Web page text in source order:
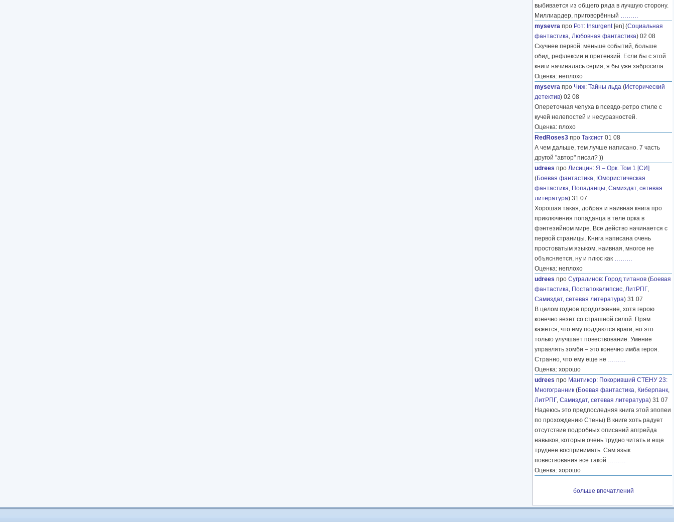
выбивается из общего ряда в лучшую сторону.
Миллиардер, приговорённый ………
mysevra про Рот: Insurgent[en] (Социальная
фантастика, Любовная фантастика) 02 08
Скучнее первой: меньше событий, больше
обид, рефлексии и претензий. Если бы с этой
книги начиналась серия, я бы уже забросила.
Оценка: неплохо
mysevra про Чиж: Тайны льда (Исторический
детектив) 02 08
Опереточная чепуха в псевдо-ретро стиле с
кучей нелепостей и несуразностей.
Оценка: плохо
RedRoses3 про Таксист 01 08
А чем дальше, тем лучше написано. 7 часть
другой "автор" писал? ))
udrees про Лисицин: Я – Орк. Том 1 [СИ]
(Боевая фантастика, Юмористическая
фантастика, Попаданцы, Самиздат, сетевая
литература) 31 07
Хорошая такая, добрая и наивная книга про
приключения попаданца в теле орка в
фэнтезийном мире. Все действо начинается с
первой страницы. Книга написана очень
простоватым языком, наивная, многое не
объясняется, ну и плюс как ………
Оценка: неплохо
udrees про Сугралинов: Город титанов (Боевая
фантастика, Постапокалипсис, ЛитРПГ,
Самиздат, сетевая литература) 31 07
В целом годное продолжение, хотя герою
конечно везет со страшной силой. Прям
кажется, что ему поддаются враги, но это
только улучшает повествование. Умение
управлять зомби – это конечно имба героя.
Странно, что ему еще не ………
Оценка: хорошо
udrees про Мантикор: Покоривший СТЕНУ 23:
Многогранник (Боевая фантастика, Киберпанк,
ЛитРПГ, Самиздат, сетевая литература) 31 07
Надеюсь это предпоследняя книга этой эпопеи
по прохождению Стены) В книге хоть радует
отсутствие подробных описаний апгрейда
навыков, которые очень трудно читать и еще
труднее воспринимать. Сам язык
повествования все такой ………
Оценка: хорошо
больше впечатлений